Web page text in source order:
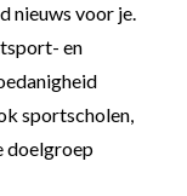
nieuws voor je.
en
sportscholen,
doelgroep